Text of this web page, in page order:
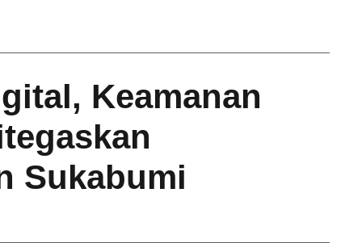
Keamanan
Sukabumi